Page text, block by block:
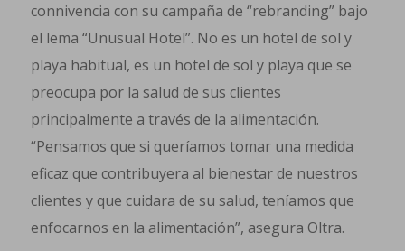
connivencia con su campaña de “rebranding” bajo
el lema “Unusual Hotel”. No es un hotel de sol y
playa habitual, es un hotel de sol y playa que se
preocupa por la salud de sus clientes
principalmente a través de la alimentación.
“Pensamos que si queríamos tomar una medida
eficaz que contribuyera al bienestar de nuestros
clientes y que cuidara de su salud, teníamos que
enfocarnos en la alimentación”, asegura Oltra.